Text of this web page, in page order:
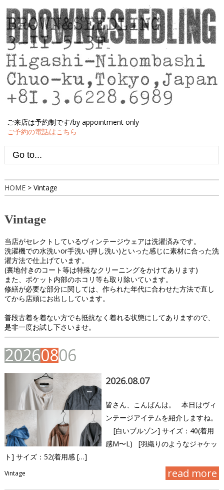
ご来店は予約制です/by appointment only
ご予約の電話はこちら
HOME> Vintage
Vintage
当店がセレクトしているヴィンテージウェアは洗濯済みです。
洗濯機での水洗いor手洗い(押し洗い)といった感じに素材に合った洗
濯方法で仕上げています。
(裏地付きのコート等は特殊なクリーニングをかけてあります)
また、ポケット内部のホコリ等も取り除いています。
修繕が必要な部分に関しては、作られた年代に合わせた方法で直し
てから店頭にお出ししています。
普段古着を着ない方でも抵抗なく着れる状態にしてありますので、
是非一度お試し下さいませ。
20260806
2026.08.07
皆さん、こんばんは。 本日はヴィ
ンテージアイテムを紹介しますね。
[白いブルゾン] サイズ：40(着用
感M〜L) [羽織りのようなジャケッ
ト] サイズ：52(着用感 […]
Vintage read more